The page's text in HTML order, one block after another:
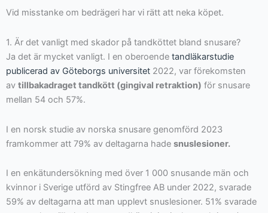
Vid misstanke om bedrägeri har vi rätt att neka köpet.
1. Är det vanligt med skador på tandköttet bland snusare?
Ja det är mycket vanligt. I en oberoende tandläkarstudie
publicerad av Göteborgs universitet 2022, var förekomsten
av tillbakadraget tandkött (gingival retraktion) för snusare
mellan 54 och 57%.
I en norsk studie av norska snusare genomförd 2023
framkommer att 79% av deltagarna hade snuslesioner.
I en enkätundersökning med över 1 000 snusande män och
kvinnor i Sverige utförd av Stingfree AB under 2022, svarade
59% av deltagarna att man upplevt snuslesioner. 51% svarade